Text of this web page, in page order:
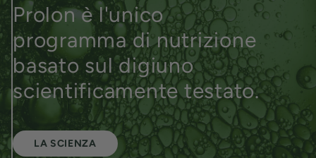
Prolon è l'unico
programma di nutrizione
basato sul digiuno
scientificamente testato.
LA SCIENZA